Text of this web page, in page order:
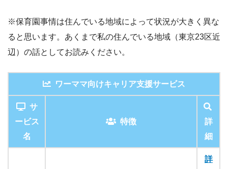
※保育園事情は住んでいる地域によって状況が大きく異な
ると思います。あくまで私の住んでいる地域（東京23区近
辺）の話としてお読みください。
ワーママ向けキャリア支援サービス
サ
ービス
名
特徴
詳
細
詳